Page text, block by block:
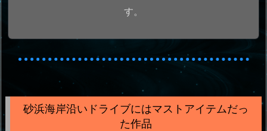
す。
砂浜海岸沿いドライブにはマストアイテムだっ
た作品